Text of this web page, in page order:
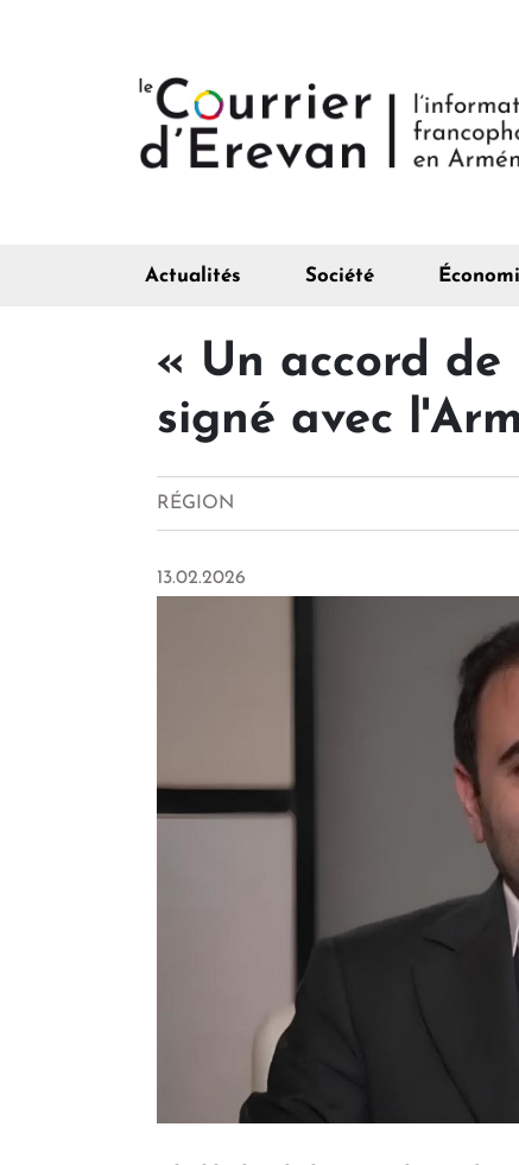
Actualités Société
« Un accord
signé avec
RÉGION
13.02.2026